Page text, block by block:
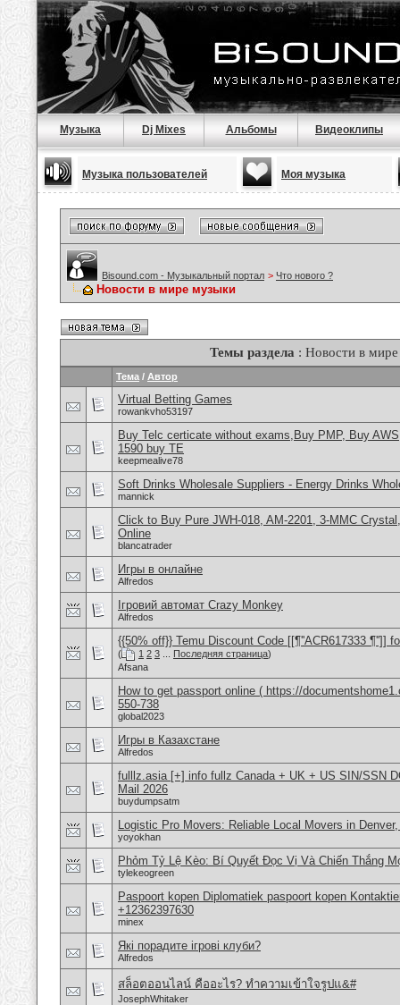
Музыка Dj Mixes Альбомы Видеоклипы
Музыка пользователей Моя музыка
Bisound.com - Музыкальный портал > Что нового ?
Новости в мире музыки
Темы раздела : Новости в
Тема / Автор
Virtual Betting Games
rowankvho53197
Buy Telc certicate without exams,Buy PMP, Buy
1590 buy TE
keepmealive78
Soft Drinks Wholesale Suppliers - Energy Drinks
mannick
Click to Buy Pure JWH-018, AM-2201, 3-MMC
Online
blancatrader
Игры в онлайне
Alfredos
Ігровий автомат Crazy Monkey
Alfredos
{{50% off}} Temu Discount Code [[¶''ACR617333 ¶'']]
( 1 2 3 Последняя страница)
Afsana
How to get passport online ( https://
550-738
global2023
Игры в Казахстане
Alfredos
fulllz.asia [+] info fullz Canada + UK + US SIN/SSN
Mail 2026
buydumpsatm
Logistic Pro Movers: Reliable Local Movers in
yoyokhan
Phỏm Tỷ Lệ Kèo: Bí Quyết Đọc Vị Và Chiến Thắng
tylekeogreen
Paspoort kopen Diplomatiek paspoort kopen
+12362397630
minex
Які порадите ігрові клуби?
Alfredos
สล็อตออนไลน์ คืออะไร? ทำความเข้าใจรูปแ&#
JosephWhitaker